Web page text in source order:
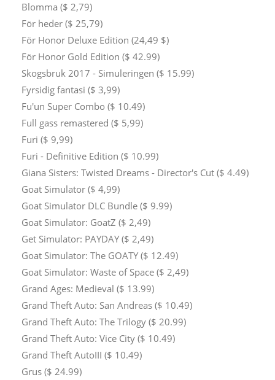
Blomma ($ 2,79)
För heder ($ 25,79)
För Honor Deluxe Edition (24,49 $)
För Honor Gold Edition ($ 42.99)
Skogsbruk 2017 - Simuleringen ($ 15.99)
Fyrsidig fantasi ($ 3,99)
Fu'un Super Combo ($ 10.49)
Full gass remastered ($ 5,99)
Furi ($ 9,99)
Furi - Definitive Edition ($ 10.99)
Giana Sisters: Twisted Dreams - Director's Cut ($ 4.49)
Goat Simulator ($ 4,99)
Goat Simulator DLC Bundle ($ 9.99)
Goat Simulator: GoatZ ($ 2,49)
Get Simulator: PAYDAY ($ 2,49)
Goat Simulator: The GOATY ($ 12.49)
Goat Simulator: Waste of Space ($ 2,49)
Grand Ages: Medieval ($ 13.99)
Grand Theft Auto: San Andreas ($ 10.49)
Grand Theft Auto: The Trilogy ($ 20.99)
Grand Theft Auto: Vice City ($ 10.49)
Grand Theft AutoIII ($ 10.49)
Grus ($ 24.99)